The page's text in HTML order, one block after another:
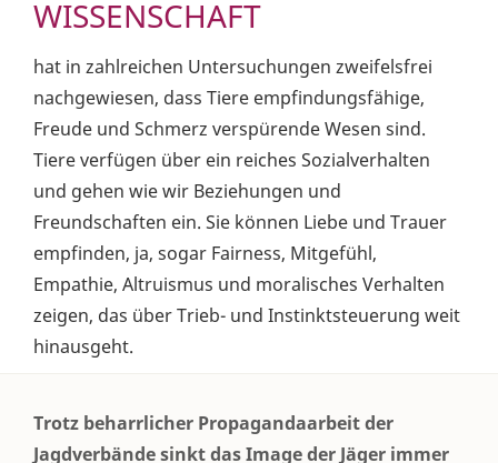
WISSENSCHAFT
hat in zahlreichen Untersuchungen zweifelsfrei
nachgewiesen, dass Tiere empfindungsfähige,
Freude und Schmerz verspürende Wesen sind.
Tiere verfügen über ein reiches Sozialverhalten
und gehen wie wir Beziehungen und
Freundschaften ein. Sie können Liebe und Trauer
empfinden, ja, sogar Fairness, Mitgefühl,
Empathie, Altruismus und moralisches Verhalten
zeigen, das über Trieb- und Instinktsteuerung weit
hinausgeht.
Trotz beharrlicher Propagandaarbeit der
Jagdverbände sinkt das Image der Jäger immer